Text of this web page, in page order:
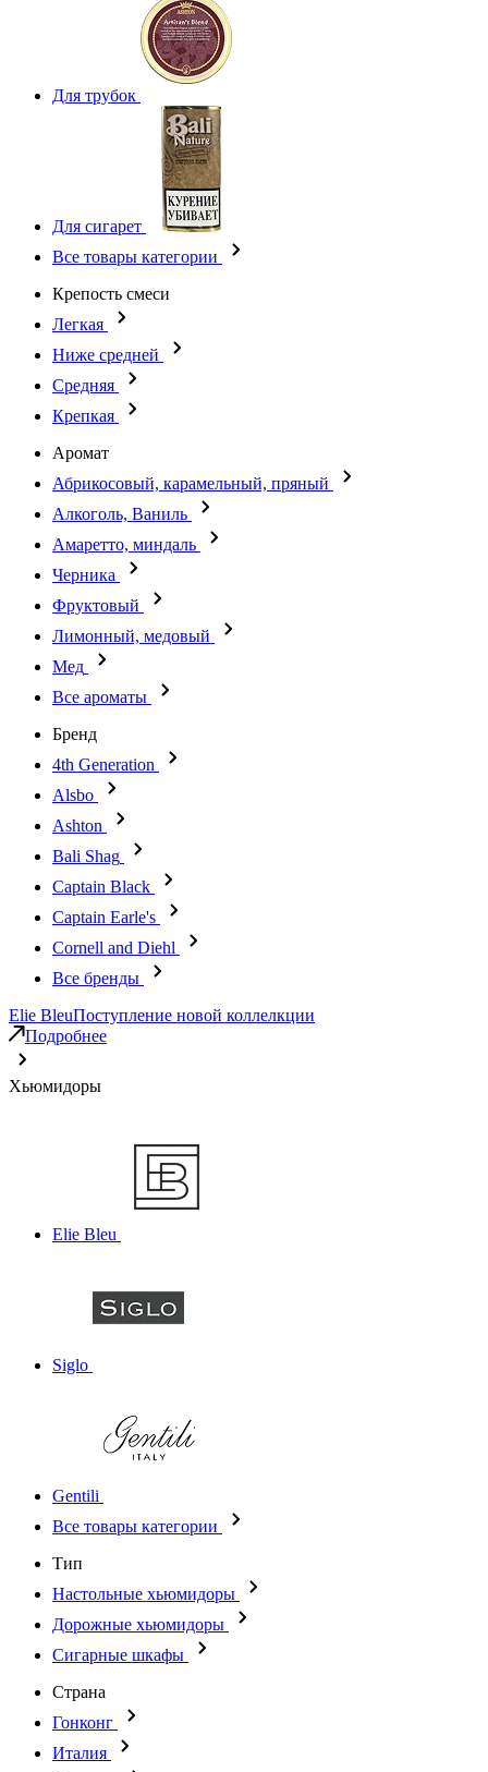
Для трубок
Для сигарет
Все товары категории
Крепость смеси
Легкая
Ниже средней
Средняя
Крепкая
Аромат
Абрикосовый, карамельный, пряный
Алкоголь, Ваниль
Амаретто, миндаль
Черника
Фруктовый
Лимонный, медовый
Мед
Все ароматы
Бренд
4th Generation
Alsbo
Ashton
Bali Shag
Captain Black
Captain Earle's
Cornell and Diehl
Все бренды
Elie BleuПоступление новой коллелкции
Подробнее
Хьюмидоры
Elie Bleu
Siglo
Gentili
Все товары категории
Тип
Настольные хьюмидоры
Дорожные хьюмидоры
Сигарные шкафы
Страна
Гонконг
Италия